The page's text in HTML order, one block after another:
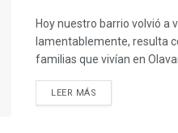
Hoy nuestro barrio volvió a
lamentablemente, resulta
familias que vivían en
LEER MÁS